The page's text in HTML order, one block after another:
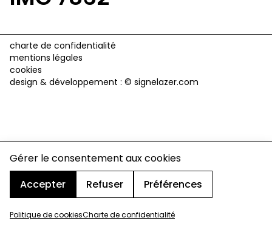
Gérer le consentement aux cookies
Accepter
Refuser Préférences
Politique de cookiesCharte de confidentialité
charte de confidentialité
mentions légales
cookies
design & développement : © signelazer.com